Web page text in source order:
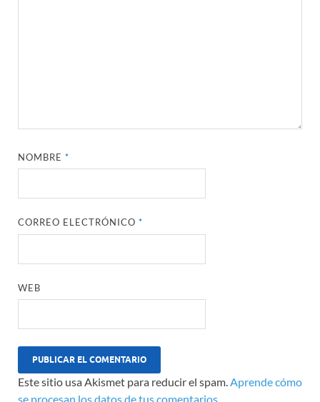
NOMBRE*
CORREO ELECTRÓNICO*
WEB
Este sitio usa Akismet para reducir el spam.Aprende cómo
se procesan los datos de tus comentarios.